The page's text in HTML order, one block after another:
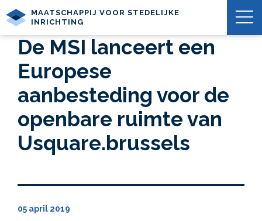
MAATSCHAPPIJ VOOR STEDELIJKE
INRICHTING
De MSI lanceert een
Europese
aanbesteding voor de
openbare ruimte van
Usquare.brussels
05 april 2019